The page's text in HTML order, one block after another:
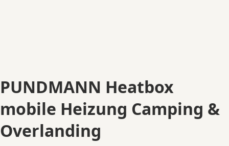
PUNDMANN Heatbox
mobile Heizung Camping &
Overlanding